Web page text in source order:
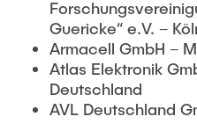
Ricardo Theel, M.Sc.
Ralph Gehlsen-Lorenzen
BULLETIN BOARD
Guericke“ e.V. –
Armacell GmbH –
Atlas Elektronik
Deutschland
AVL Deutschland